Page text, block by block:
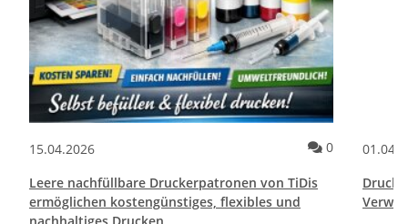
15.04.2026 Kommentare
0
Leere nachfüllbare Druckerpatronen von TiDis
ermöglichen kostengünstiges, flexibles und
nachhaltiges Drucken